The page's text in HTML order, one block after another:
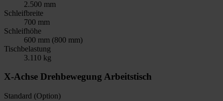
2.500 mm
Schleifbreite
700 mm
Schleifhöhe
600 mm (800 mm)
Tischbelastung
3.110 kg
X-Achse Drehbewegung Arbeitstisch
Standard (Option)